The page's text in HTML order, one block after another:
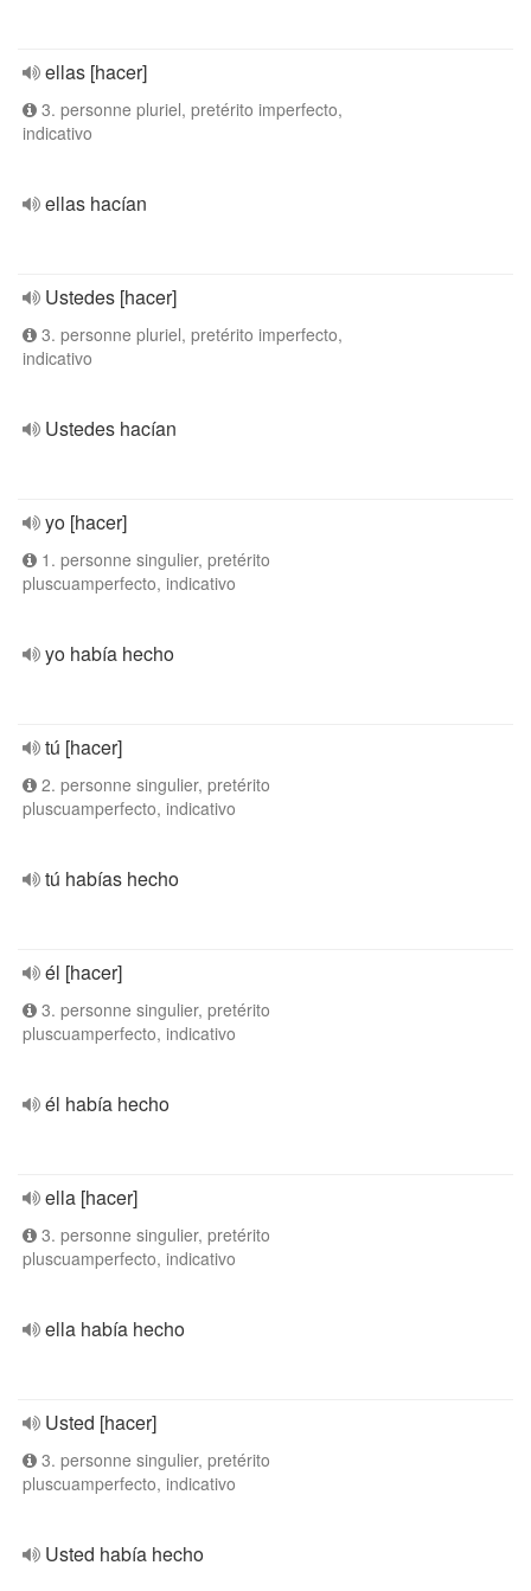
ellas [hacer]
3. personne pluriel, pretérito imperfecto,
indicativo
ellas hacían
Ustedes [hacer]
3. personne pluriel, pretérito imperfecto,
indicativo
Ustedes hacían
yo [hacer]
1. personne singulier, pretérito
pluscuamperfecto, indicativo
yo había hecho
tú [hacer]
2. personne singulier, pretérito
pluscuamperfecto, indicativo
tú habías hecho
él [hacer]
3. personne singulier, pretérito
pluscuamperfecto, indicativo
él había hecho
ella [hacer]
3. personne singulier, pretérito
pluscuamperfecto, indicativo
ella había hecho
Usted [hacer]
3. personne singulier, pretérito
pluscuamperfecto, indicativo
Usted había hecho